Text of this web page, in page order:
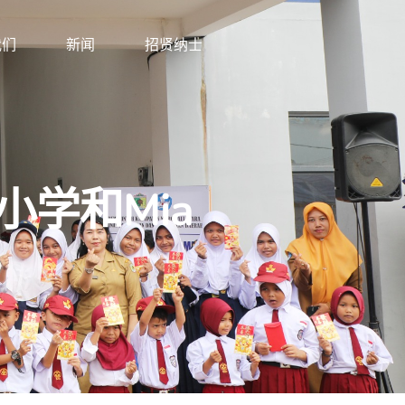
新闻 招贤纳士
学和Mia